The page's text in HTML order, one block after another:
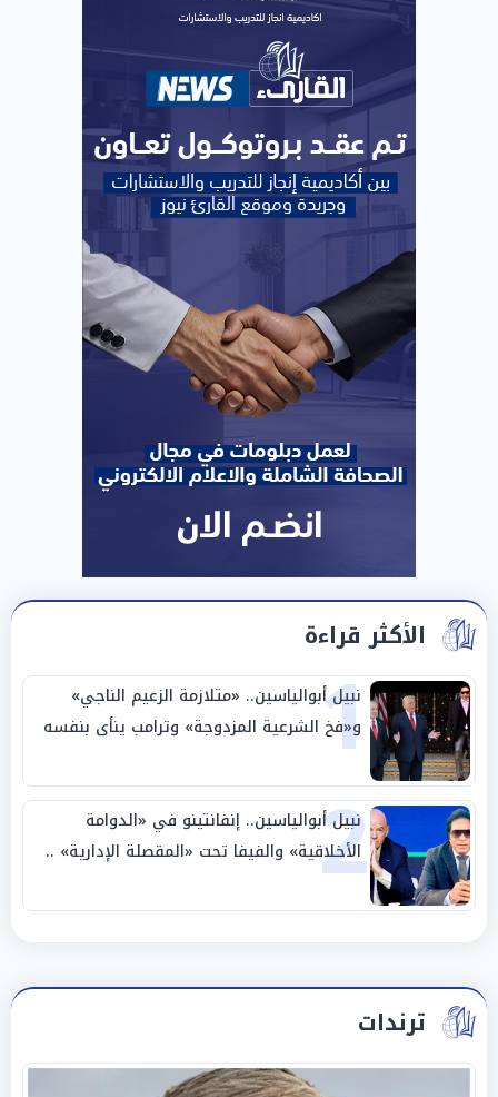
الأكثر قراءة
1
نبيل أبوالياسين.. «متلازمة الزعيم الناجي»
و«فخ الشرعية المزدوجة» وترامب ينأى بنفسه
وحليفه في «ميتم استراتيجي»
2
نبيل أبوالياسين.. إنفانتينو في «الدوامة
الأخلاقية» والفيفا تحت «المقصلة الإدارية» ..
«عبادة العرش وجنازة المصداقية»
ترندات